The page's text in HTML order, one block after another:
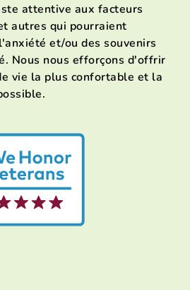
attentive aux facteurs
autres qui pourraient
et/ou des souvenirs
Nous nous efforçons d'offrir
vie la plus confortable et la